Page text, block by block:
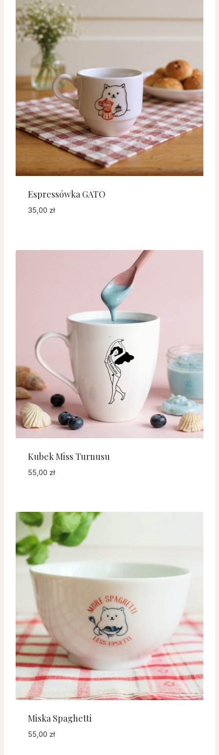
Espressówka GATO
35,00 zł
Kubek Miss Turnusu
55,00 zł
Miska Spaghetti
55,00 zł